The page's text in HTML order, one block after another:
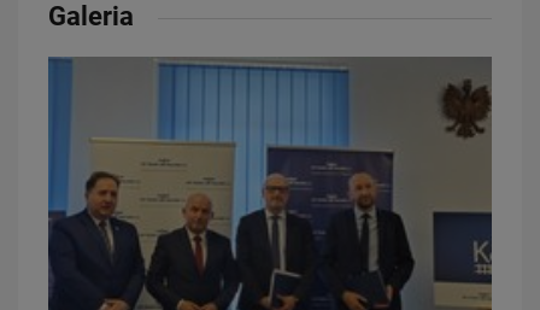
Galeria
Zatrzymałeś się… ale za blisko